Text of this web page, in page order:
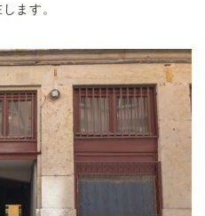
ます。